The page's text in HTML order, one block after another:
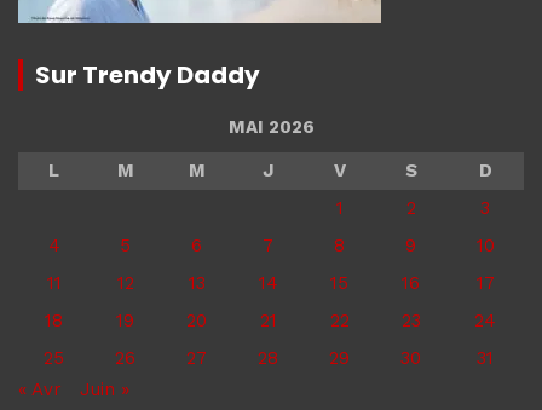
Sur Trendy Daddy
MAI 2026
L
M M J V S
D
1
2
3
4
5 6 7 8 9
10
11
12 13 14 15 16
17
18
19 20 21 22 23
24
25
26 27 28 29 30
31
« Avr
Juin »